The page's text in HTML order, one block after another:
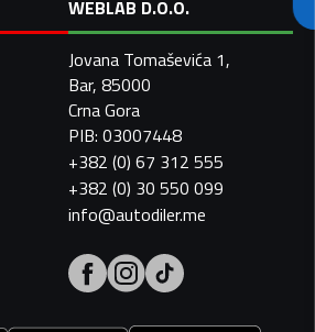
WEBLAB D.O.O.
Jovana Tomaševića 1,
Bar, 85000
Crna Gora
PIB: 03007448
+382 (0) 67 312 555
+382 (0) 30 550 099
info@autodiler.me